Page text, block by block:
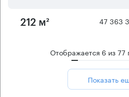
212 м² 47 363
Отображается 6 из77
Показать